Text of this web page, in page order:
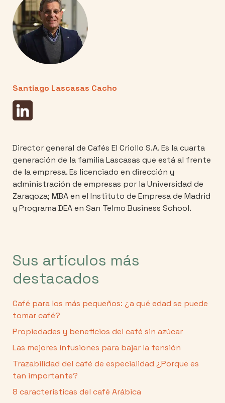
Santiago Lascasas Cacho
Director general de Cafés El Criollo S.A. Es la cuarta
generación de la familia Lascasas que está al frente
de la empresa. Es licenciado en dirección y
administración de empresas por la Universidad de
Zaragoza; MBA en el Instituto de Empresa de Madrid
y Programa DEA en San Telmo Business School.
Sus artículos más
destacados
Café para los más pequeños: ¿a qué edad se puede
tomar café?
Propiedades y beneficios del café sin azúcar
Las mejores infusiones para bajar la tensión
Trazabilidad del café de especialidad ¿Porque es
tan importante?
8 características del café Arábica